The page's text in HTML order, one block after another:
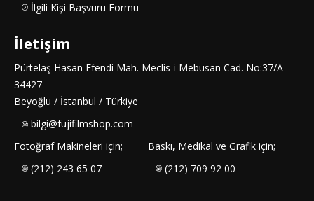
İlgili Kişi Başvuru Formu
İletişim
Pürtelaş Hasan Efendi Mah. Meclis-i Mebusan Cad. No:37/A
34427
Beyoğlu / İstanbul / Türkiye
bilgi@fujifilmshop.com
Fotoğraf Makineleri için;
(212) 243 65 07
Baskı, Medikal ve Grafik için;
(212) 709 92 00